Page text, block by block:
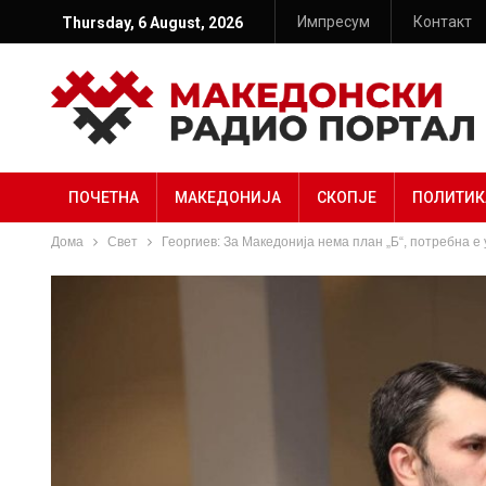
Thursday, 6 August, 2026 Импресум Контакт
ПОЧЕТНА МАКЕДОНИЈА СКОПЈЕ
Дома Свет Георгиев: За Македонија нема план „Б“, потребна